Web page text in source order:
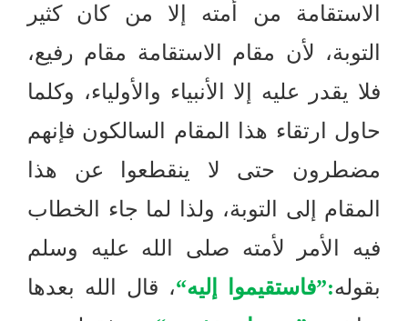
الاستقامة من أمته إلا من كان كثير
التوبة، لأن مقام الاستقامة مقام رفيع،
فلا يقدر عليه إلا الأنبياء والأولياء، وكلما
حاول ارتقاء هذا المقام السالكون فإنهم
مضطرون حتى لا ينقطعوا عن هذا
المقام إلى التوبة، ولذا لما جاء الخطاب
فيه الأمر لأمته صلى الله عليه وسلم
بقوله:”فاستقيموا إليه“، قال الله بعدها